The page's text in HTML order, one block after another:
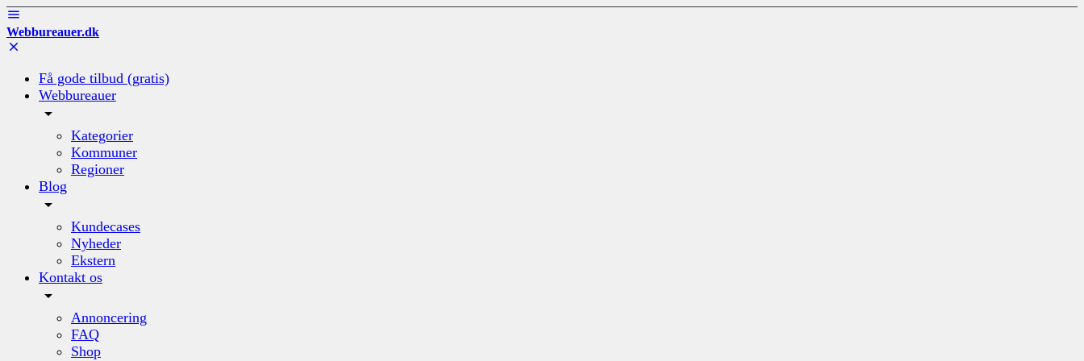
Webbureauer.dk
Få gode tilbud (gratis)
Webbureauer
Kategorier
Kommuner
Regioner
Blog
Kundecases
Nyheder
Ekstern
Kontakt os
Annoncering
FAQ
Shop